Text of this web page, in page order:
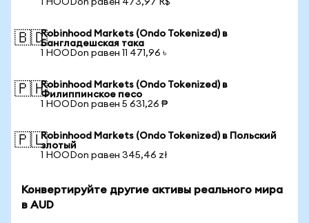
1 HOODon равен 473,97 R$
🇧🇩Robinhood Markets (Ondo Tokenized) в
Бангладешская така
1 HOODon равен 11 471,96 ৳
🇵🇭Robinhood Markets (Ondo Tokenized) в
Филиппинское песо
1 HOODon равен 5 631,26 ₱
🇵🇱Robinhood Markets (Ondo Tokenized) в Польский
злотый
1 HOODon равен 345,46 zł
Конвертируйте другие активы реального мира
в AUD